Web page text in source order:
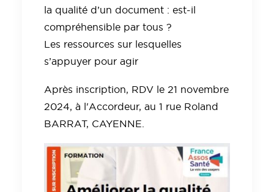
la qualité d’un document : est-il
compréhensible par tous ?
Les ressources sur lesquelles
s’appuyer pour agir
Après inscription, RDV le 21 novembre
2024, à l'Accordeur, au 1 rue Roland
BARRAT, CAYENNE.